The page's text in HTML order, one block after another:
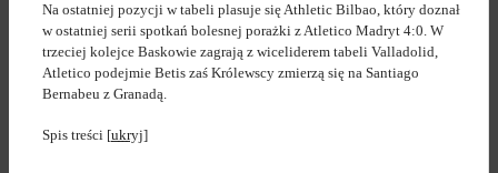
Na ostatniej pozycji w tabeli plasuje się Athletic Bilbao, który doznał
w ostatniej serii spotkań bolesnej porażki z Atletico Madryt 4:0. W
trzeciej kolejce Baskowie zagrają z wiceliderem tabeli Valladolid,
Atletico podejmie Betis zaś Królewscy zmierzą się na Santiago
Bernabeu z Granadą.
Spis treści [ukryj]